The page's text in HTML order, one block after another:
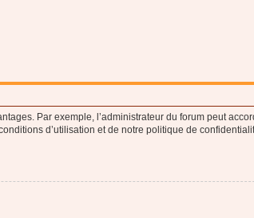
Par exemple, l’administrateur du forum peut
d’utilisation et de notre politique de